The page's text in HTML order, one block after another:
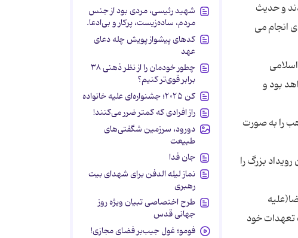
و حدیث
انجام می
بود و
را به صورت
بزرگ را
خود
شهید رئیسی، مردی بود از جنس
مردم، ساده‌زیست، پرکار و بی‌ادعا.
کدهای پیشواز پویش چله دعای
عهد
چطور خودمان را از نظر ذهنی ۳۸
برابر قوی‌تر کنیم؟
کن ۲۰۲۵؛ جشنواره‌ای علیه خانواده
راز افرادی که کمتر ضرر می‌کنند!
دورود، سرزمین شگفتی‌های
طبیعت
جان فدا
نماز لیله الدفن برای شهدای بیت
رهبری
طرح اختصاصی تبیان ویژه روز
جهانی قدس
فومو؛ غول جیب‌بر فضای مجازی!